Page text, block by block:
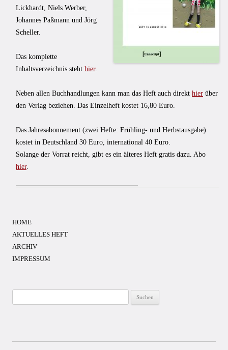
Lickhardt, Niels Werber,
Johannes Paßmann und Jörg
Scheller.
Das komplette
Inhaltsverzeichnis steht hier.
Neben allen Buchhandlungen kann man das Heft auch direkt hier über
den Verlag beziehen. Das Einzelheft kostet 16,80 Euro.
Das Jahresabonnement (zwei Hefte: Frühling- und Herbstausgabe)
kostet in Deutschland 30 Euro, international 40 Euro.
Solange der Vorrat reicht, gibt es ein älteres Heft gratis dazu. Abo
hier.
HOME
AKTUELLES HEFT
ARCHIV
IMPRESSUM
nach: